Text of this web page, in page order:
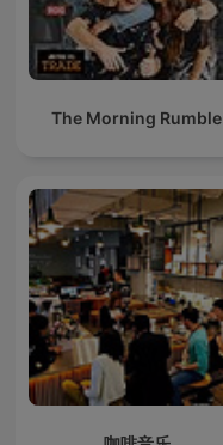
The Morning Rumble